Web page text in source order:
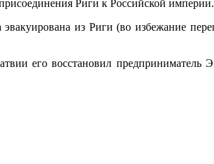
Риги к Российской империи.
из Риги (во избежание
его восстановил предприниматель